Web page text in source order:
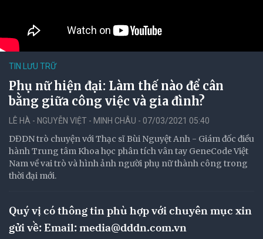
TIN LƯU TRỮ
Phụ nữ hiện đại: Làm thế nào để cân
bằng giữa công việc và gia đình?
LÊ HÀ - NGUYỄN VIỆT - MINH CHÂU - 07/03/2021 05:40
DĐDN trò chuyện với Thạc sĩ Bùi Nguyệt Anh - Giám đốc điều
hành Trung tâm Khoa học phân tích vân tay GeneCode Việt
Nam về vai trò và hình ảnh người phụ nữ thành công trong
thời đại mới.
Quý vị có thông tin phù hợp với chuyên mục xin
gửi về: Email:media@dddn.com.vn